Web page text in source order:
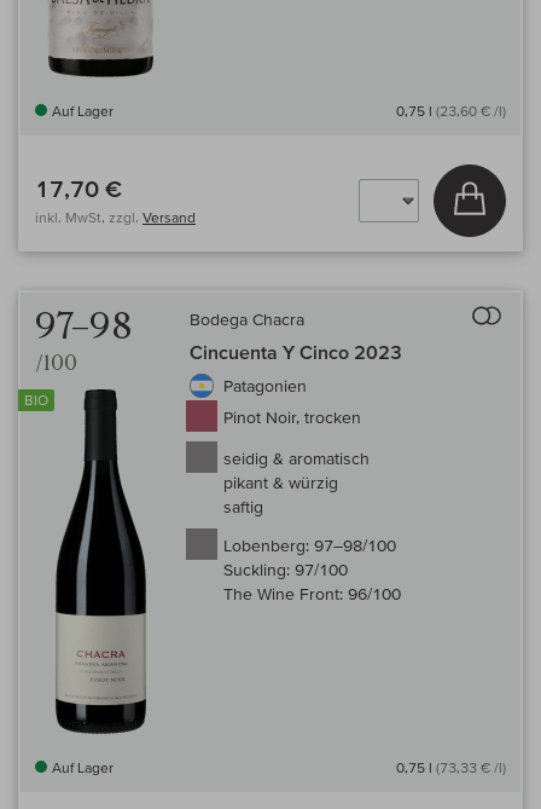
Auf Lager 0,75 l (23,60 € /l)
17,70 €
inkl. MwSt, zzgl. Versand
In
97–98
/100
BIO
Bodega Chacra
Cincuenta Y Cinco 2023
Patagonien
Pinot Noir, trocken
seidig & aromatisch
pikant & würzig
saftig
Lobenberg: 97–98/100
Suckling: 97/100
The Wine Front: 96/100
Auf Lager 0,75 l (73,33 € /l)